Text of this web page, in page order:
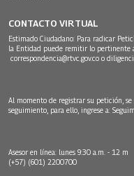
CONTACTO VIRTUAL
Estimado Ciudadano: Para radicar
la Entidad puede remitir lo pertinente
correspondencia@rtvc.gov.co o
Al momento de registrar su petición,
seguimiento, para ello, ingrese a:
Asesor en línea: lunes 9:30 a.m. - 12 m
(+57) (601) 2200700